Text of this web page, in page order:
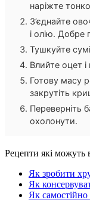
наріжте
З’єднайте
і олію. Добре
Тушкуйте
Влийте оцет
Готову масу
закрутіть
Переверніть
охолонути.
Рецепти які можуть
Як зробити
Як
Як